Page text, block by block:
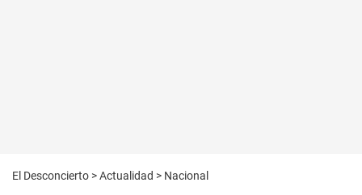
El Desconcierto >Actualidad > Nacional